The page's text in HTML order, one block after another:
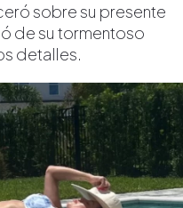
sobre su presente
de su tormentoso
detalles.